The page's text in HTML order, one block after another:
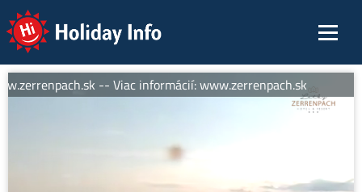
Holiday Info
-- Viac informácií: www.zerrenpach.sk